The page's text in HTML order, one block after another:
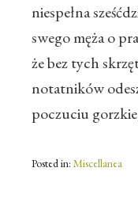
niespełna
swego męża o
że bez tych
notatników
poczuciu
Posted in: Miscellanea